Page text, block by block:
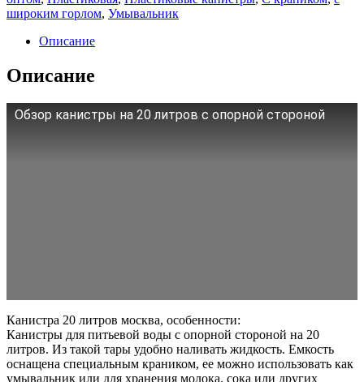
широким горлом, Умывальник
Описание
Описание
Обзор канистры на 20 литров с опорной стороной
Канистра 20 литров москва, особенности:
Канистры для питьевой воды с опорной стороной на 20
литров. Из такой тары удобно наливать жидкость. Емкость
оснащена специальным краником, ее можно использовать как
умывальник или для хранения молока, сока или других